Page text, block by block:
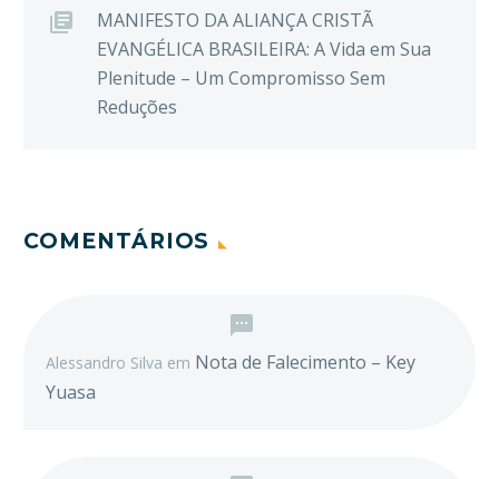
MANIFESTO DA ALIANÇA CRISTÃ
EVANGÉLICA BRASILEIRA: A Vida em Sua
Plenitude – Um Compromisso Sem
Reduções
COMENTÁRIOS
Alessandro Silva em Nota de Falecimento – Key
Yuasa